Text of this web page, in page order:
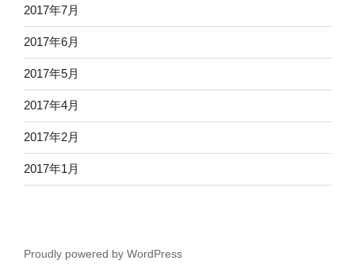
2017年7月
2017年6月
2017年5月
2017年4月
2017年2月
2017年1月
Proudly powered by WordPress